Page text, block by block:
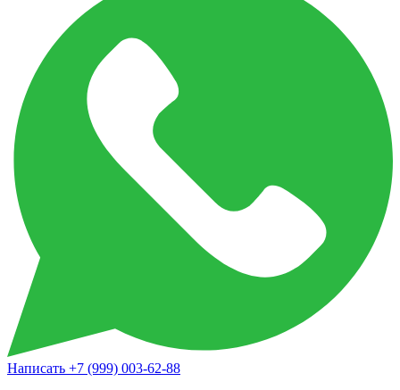
Написать +7 (999) 003-62-88